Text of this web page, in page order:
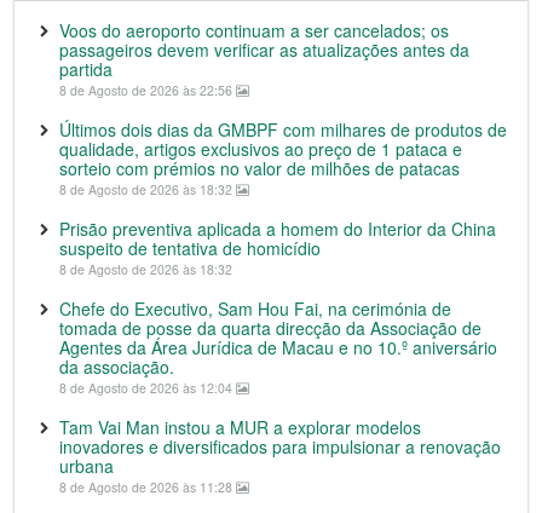
Voos do aeroporto continuam a ser cancelados; os
passageiros devem verificar as atualizações antes da
partida
8 de Agosto de 2026 às 22:56
Últimos dois dias da GMBPF com milhares de produtos de
qualidade, artigos exclusivos ao preço de 1 pataca e
sorteio com prémios no valor de milhões de patacas
8 de Agosto de 2026 às 18:32
Prisão preventiva aplicada a homem do Interior da China
suspeito de tentativa de homicídio
8 de Agosto de 2026 às 18:32
Chefe do Executivo, Sam Hou Fai, na cerimónia de
tomada de posse da quarta direcção da Associação de
Agentes da Área Jurídica de Macau e no 10.º aniversário
da associação.
8 de Agosto de 2026 às 12:04
Tam Vai Man instou a MUR a explorar modelos
inovadores e diversificados para impulsionar a renovação
urbana
8 de Agosto de 2026 às 11:28